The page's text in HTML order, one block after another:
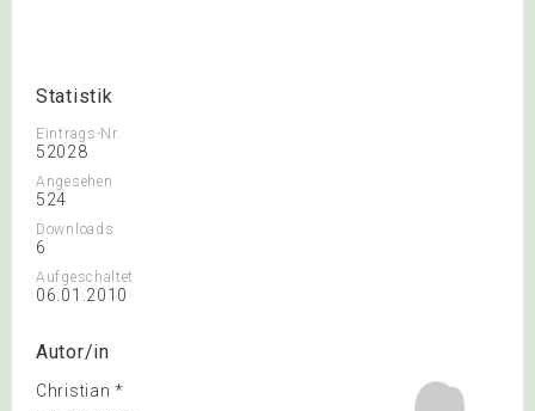
Statistik
Eintrags-Nr.
52028
Angesehen
524
Downloads
6
Aufgeschaltet
06.01.2010
Autor/in
Christian *